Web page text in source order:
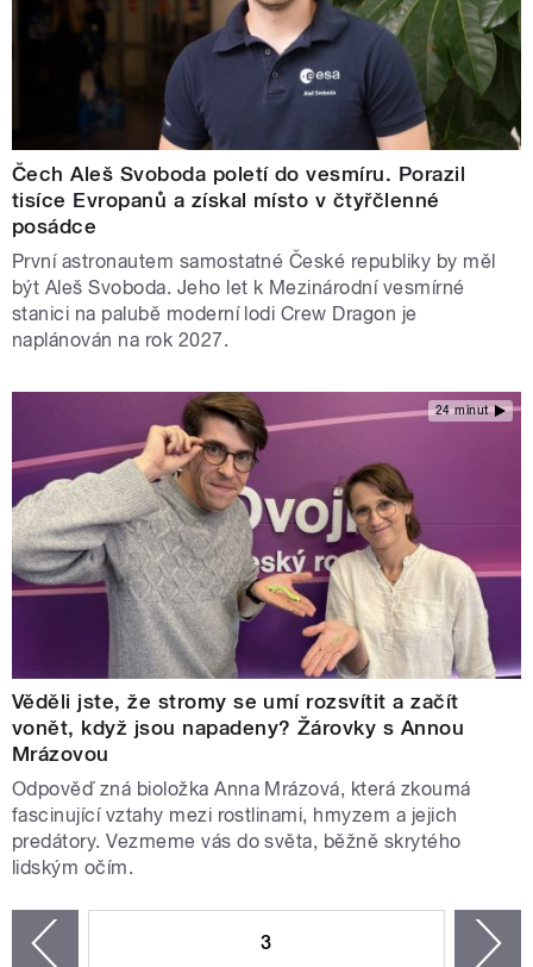
Čech Aleš Svoboda poletí do vesmíru. Porazil
tisíce Evropanů a získal místo v čtyřčlenné
posádce
První astronautem samostatné České republiky by měl
být Aleš Svoboda. Jeho let k Mezinárodní vesmírné
stanici na palubě moderní lodi Crew Dragon je
naplánován na rok 2027.
24 minut
Věděli jste, že stromy se umí rozsvítit a začít
vonět, když jsou napadeny? Žárovky s Annou
Mrázovou
Odpověď zná bioložka Anna Mrázová, která zkoumá
fascinující vztahy mezi rostlinami, hmyzem a jejich
predátory. Vezmeme vás do světa, běžně skrytého
lidským očím.
3